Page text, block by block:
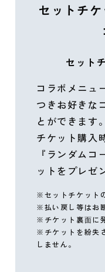
セットチ
セット
コラボメニュ
つきお好きな
とができます。
チケット購入
『ランダム
ットをプレゼ
※セットチケット
※払い戻し等はお
※チケット裏⾯に
※チケットを紛失
しません。